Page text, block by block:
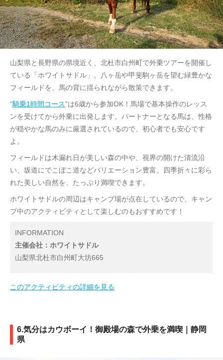
山梨県と長野県の県境近く、北杜市白州町で外乗ツアーを開催し
ている「ホワイトサドル」。八ヶ岳や甲斐駒ヶ岳を望む緑豊かな
フィールドを、馬の背に揺られながら散策できます。
“騎乗1時間コース”は6歳から参加OK！馬場で基本操作のレッス
ンを受けてから外乗に出発します。パートナーとなる馬は、性格
が穏やかな馬のみに厳選されているので、初心者でも安心です
よ。
フィールドは木漏れ日が美しい森の中や、視界の開けた清流沿
い、坂道にでこぼこ道などバリエーション豊富。四季折々に彩ら
れた美しい自然を、たっぷり満喫できます。
ホワイトサドルの周辺はキャンプ場が点在しているので、キャン
プ中のアクティビティとして楽しむのもおすすめです！
INFORMATION
主催会社：ホワイトサドル
山梨県北杜市白州町大坊665
このアクティビティの詳細を見る
6.気分はカウボーイ！御殿場の森で外乗を満喫｜静岡
県